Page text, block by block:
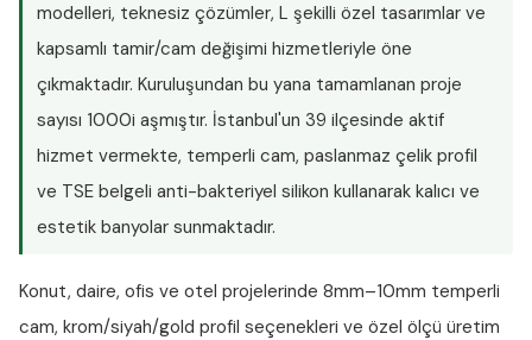
modelleri, teknesiz çözümler, L şekilli özel tasarımlar ve
kapsamlı tamir/cam değişimi hizmetleriyle öne
çıkmaktadır. Kuruluşundan bu yana tamamlanan proje
sayısı 1000i aşmıştır. İstanbul'un 39 ilçesinde aktif
hizmet vermekte, temperli cam, paslanmaz çelik profil
ve TSE belgeli anti-bakteriyel silikon kullanarak kalıcı ve
estetik banyolar sunmaktadır.
Konut, daire, ofis ve otel projelerinde 8mm–10mm temperli
cam, krom/siyah/gold profil seçenekleri ve özel ölçü üretim